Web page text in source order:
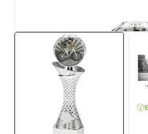
View larger image